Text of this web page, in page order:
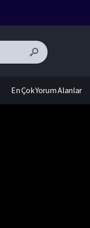
En Çok Yorum Alanlar